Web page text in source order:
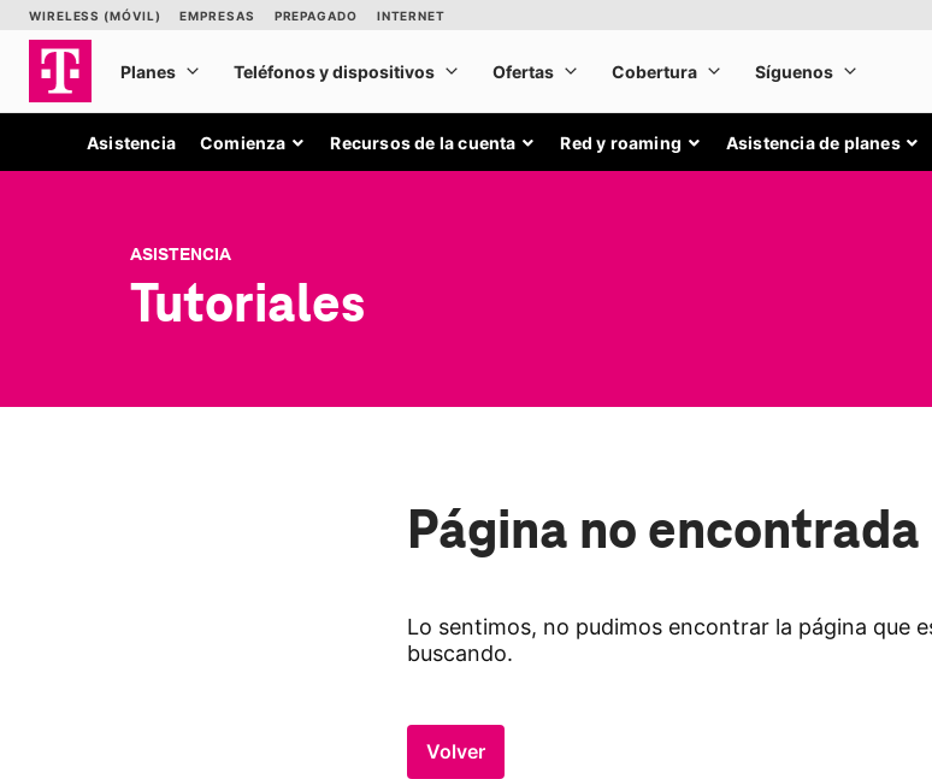
Asistencia Comienza Recursos de la cuenta Red y roaming Asistencia de planes
ASISTENCIA
Tutoriales